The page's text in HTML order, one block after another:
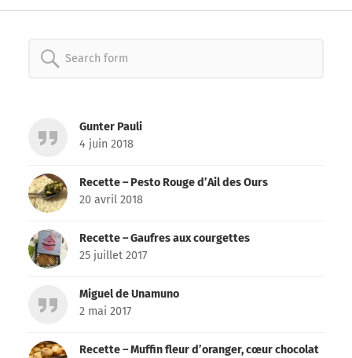
Search
Gunter Pauli
4 juin 2018
Recette – Pesto Rouge d’Ail des Ours
20 avril 2018
Recette – Gaufres aux courgettes
25 juillet 2017
Miguel de Unamuno
2 mai 2017
Recette – Muffin fleur d’oranger, cœur chocolat